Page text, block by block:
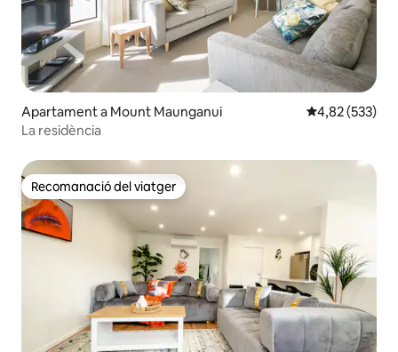
Apartament a Mount Maunganui 4,82 de
4,82 (533)
La residència
Recomanació del viatger
Recomanació del viatger